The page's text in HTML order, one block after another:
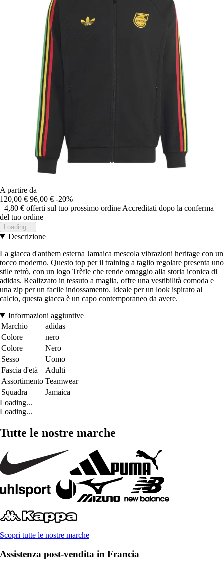
A partire da
120,00 € 96,00 € -20%
+4,80 € offerti sul tuo prossimo ordine Accreditati dopo la conferma
del tuo ordine
Loading...
Descrizione
La giacca d'anthem esterna Jamaica mescola vibrazioni heritage con un
tocco moderno. Questo top per il training a taglio regolare presenta uno
stile retrò, con un logo Trèfle che rende omaggio alla storia iconica di
adidas. Realizzato in tessuto a maglia, offre una vestibilità comoda e
una zip per un facile indossamento. Ideale per un look ispirato al
calcio, questa giacca è un capo contemporaneo da avere.
Informazioni aggiuntive
Marchio
adidas
Colore
nero
Colore
Nero
Sesso
Uomo
Fascia d'età
Adulti
Assortimento Teamwear
Squadra
Jamaica
Loading...
Loading...
Tutte le nostre marche
Scopri tutte le nostre marche
Assistenza post-vendita in Francia